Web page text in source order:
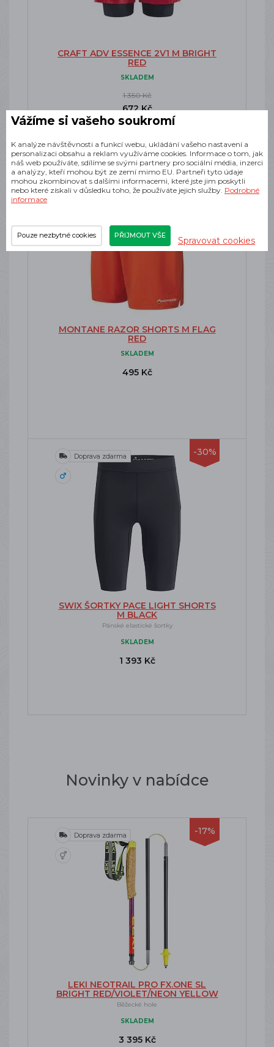
CRAFT ADV ESSENCE 2V1 M BRIGHT
RED
SKLADEM
1 350 Kč
672 Kč
-50%
MONTANE RAZOR SHORTS M FLAG
RED
SKLADEM
495 Kč
-30%
Doprava zdarma
SWIX ŠORTKY PACE LIGHT SHORTS
M BLACK
Pánské elastické šortky
SKLADEM
1 393 Kč
Novinky v nabídce
-17%
Doprava zdarma
LEKI NEOTRAIL PRO FX.ONE SL
BRIGHT RED/VIOLET/NEON YELLOW
Běžecké hole
SKLADEM
3 395 Kč
Vážíme si vašeho soukromí
K analýze návštěvnosti a funkcí webu, ukládání vašeho nastavení a
personalizaci obsahu a reklam využíváme cookies. Informace o tom, jak
náš web používáte, sdílíme se svými partnery pro sociální média, inzerci
a analýzy, kteří mohou být ze zemí mimo EU. Partneři tyto údaje
mohou zkombinovat s dalšími informacemi, které jste jim poskytli
nebo které získali v důsledku toho, že používáte jejich služby. Podrobné
informace
Pouze nezbytné cookies PŘIJMOUT VŠE Spravovat cookies